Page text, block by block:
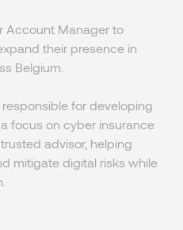
Account Manager to
their presence in
Belgium.
responsible for developing
focus on cyber insurance
advisor, helping
mitigate digital risks while